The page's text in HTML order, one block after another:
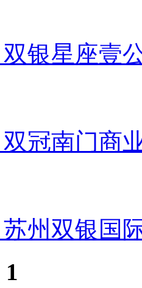
双银星座壹
双冠南门商
苏州双银国
1